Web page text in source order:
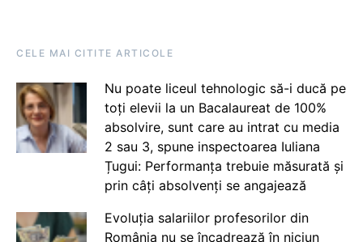
CELE MAI CITITE ARTICOLE
Nu poate liceul tehnologic să-i ducă pe
toți elevii la un Bacalaureat de 100%
absolvire, sunt care au intrat cu media
2 sau 3, spune inspectoarea Iuliana
Țugui: Performanța trebuie măsurată și
prin câți absolvenți se angajează
Evoluția salariilor profesorilor din
România nu se încadrează în niciun